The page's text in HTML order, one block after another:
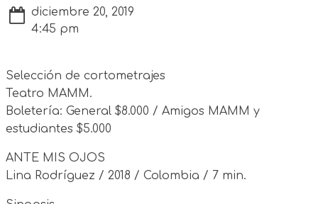
diciembre 20, 2019
4:45 pm
Selección de cortometrajes
Teatro MAMM.
Boletería: General $8.000 / Amigos MAMM y
estudiantes $5.000
ANTE MIS OJOS
Lina Rodríguez / 2018 / Colombia / 7 min.